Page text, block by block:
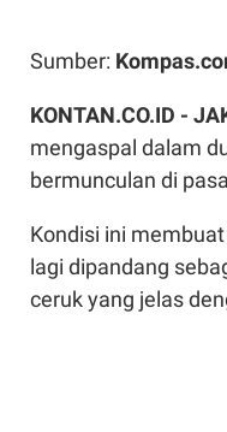
Sumber:
KONTAN.CO.ID -
mengaspal dalam
bermunculan di
Kondisi ini
lagi dipandang
ceruk yang jelas